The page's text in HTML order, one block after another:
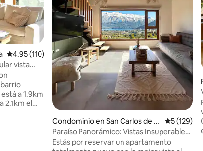
Calificación promedio: 4.95 de 5; 110 evaluaciones
4.95 (110)
vista
a 1.9km
2.1km el
Condominio en San Carlos de B
ariloche
5 (129)
Paraíso Panorámico: Vistas Insuperables
para 2
Estás por reservar un apartamento